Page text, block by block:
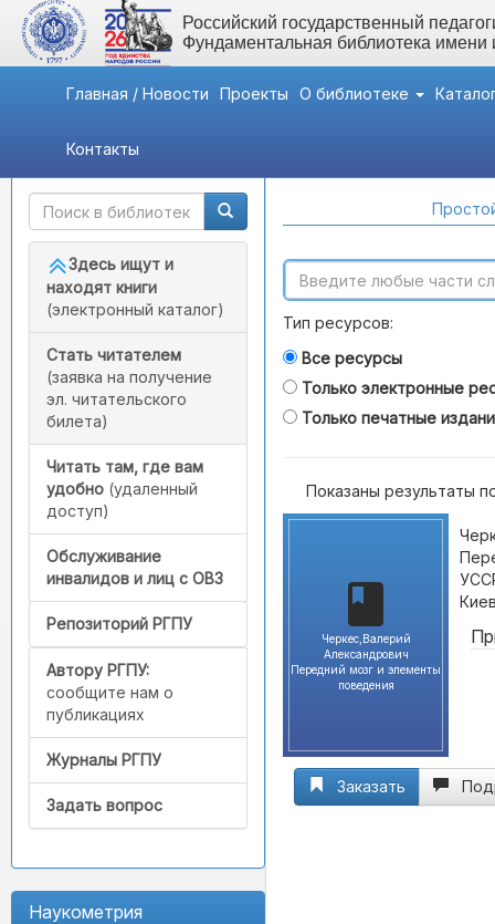
Российский государственный
Фундаментальная библиотека
Главная / Новости Проекты О библиотеке
Контакты
Быстрый доступ
Здесь ищут и
находят книги
(электронный каталог)
Стать читателем
(заявка на получение
эл. читательского
билета)
Читать там, где вам
удобно (удаленный
доступ)
Обслуживание
инвалидов и лиц с ОВЗ
Репозиторий РГПУ
Автору РГПУ:
сообщите нам о
публикациях
Журналы РГПУ
Задать вопрос
Наукометрия
Тип ресурсов:
Все ресурсы
Только электронные
Только печатные
Показаны результаты
Черкес,Валерий
Александрович
Передний мозг и элементы
поведения
Заказать